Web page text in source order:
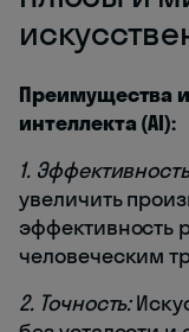
Преимущества
интеллекта (AI):
1.
увеличить
эффективность
человеческим
2. Точность: